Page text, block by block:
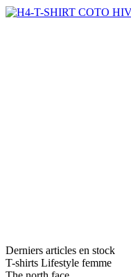
Derniers articles en stock
T-shirts Lifestyle femme